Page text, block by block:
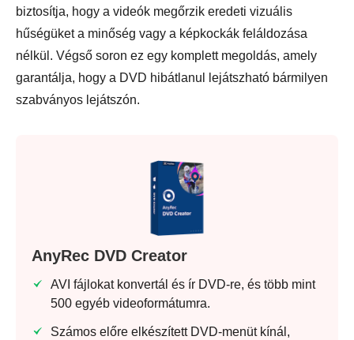
biztosítja, hogy a videók megőrzik eredeti vizuális
hűségüket a minőség vagy a képkockák feláldozása
nélkül. Végső soron ez egy komplett megoldás, amely
garantálja, hogy a DVD hibátlanul lejátszható bármilyen
szabványos lejátszón.
AnyRec DVD Creator
AVI fájlokat konvertál és ír DVD-re, és több mint
500 egyéb videoformátumra.
Számos előre elkészített DVD-menüt kínál,